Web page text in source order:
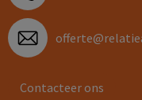
Contacteer ons